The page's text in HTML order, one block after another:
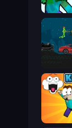
Kick